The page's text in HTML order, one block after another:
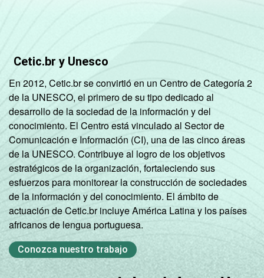
Cetic.br y Unesco
En 2012, Cetic.br se convirtió en un Centro de Categoría 2
de la UNESCO, el primero de su tipo dedicado al
desarrollo de la sociedad de la información y del
conocimiento. El Centro está vinculado al Sector de
Comunicación e Información (CI), una de las cinco áreas
de la UNESCO. Contribuye al logro de los objetivos
estratégicos de la organización, fortaleciendo sus
esfuerzos para monitorear la construcción de sociedades
de la información y del conocimiento. El ámbito de
actuación de Cetic.br incluye América Latina y los países
africanos de lengua portuguesa.
Conozca nuestro trabajo